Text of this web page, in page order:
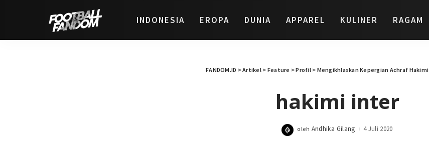
INDONESIA EROPA DUNIA APPAREL KULINER RAGAM
FANDOM.ID >Artikel> Feature >Profil> Mengikhlaskan Kepergian Achraf Hakimi
hakimi inter
Posted
oleh Andhika Gilang 4 Juli 2020